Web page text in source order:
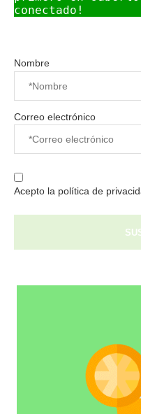
conectado!
Nombre
Correo electrónico
Acepto la política de